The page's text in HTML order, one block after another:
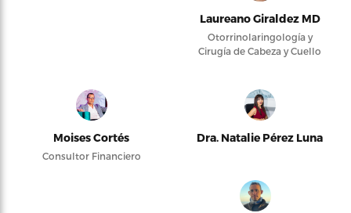
Laureano Giraldez MD
Otorrinolaringología y
Cirugía de Cabeza y Cuello
Moises Cortés
Consultor Financiero
Dra. Natalie Pérez Luna